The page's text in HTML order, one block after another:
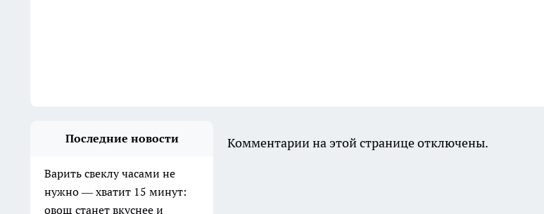
Последние новости
Варить свеклу часами не
нужно — хватит 15 минут:
овощ станет вкуснее и
Комментарии на этой странице отключены.